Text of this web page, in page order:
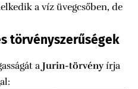
a víz üvegcsőben, de
törvényszerűségek
a Jurin-törvényírja